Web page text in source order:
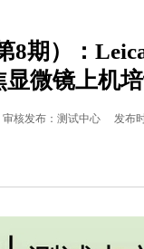
期）：
微镜上机培
审核发布：测试中心 发布